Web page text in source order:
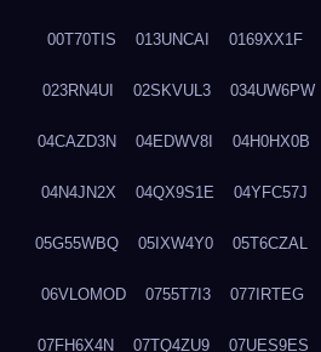
00T70TIS 013UNCAI 0169XX1F
023RN4UI 02SKVUL3 034UW6PW
04CAZD3N 04EDWV8I 04H0HX0B
04N4JN2X 04QX9S1E 04YFC57J
05G55WBQ 05IXW4Y0 05T6CZAL
06VLOMOD 0755T7I3 077IRTEG
07FH6X4N 07TQ4ZU9 07UES9ES